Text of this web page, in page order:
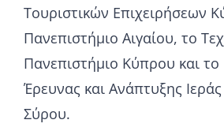
Τουριστικών Επιχειρήσεων
Πανεπιστήμιο Αιγαίου, το
Πανεπιστήμιο Κύπρου και το
Έρευνας και Ανάπτυξης
Σύρου.